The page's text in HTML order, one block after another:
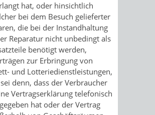
hat, oder hinsichtlich
bei dem Besuch gelieferter
die bei der Instandhaltung
Reparatur nicht unbedingt als
benötigt werden,
zur Erbringung von
und Lotteriedienstleistungen,
denn, dass der Verbraucher
Vertragserklärung telefonisch
hat oder der Vertrag